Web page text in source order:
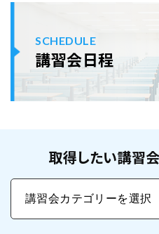
SCHEDULE
講習会日程
取得したい講習